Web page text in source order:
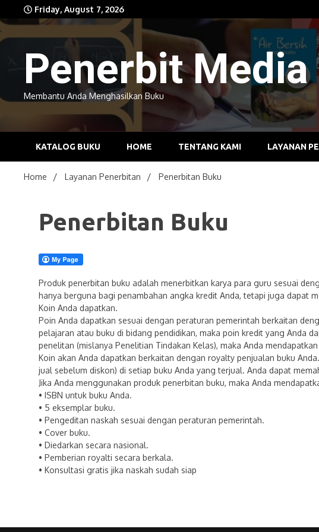
to
content
Friday, August 7, 2026
Penerbit Media
Membantu Anda Menghasilkan Buku
KATALOG BUKU HOME TENTANG KAMI LAYANAN
Home Layanan Penerbitan Penerbitan Buku
Penerbitan Buku
Produk penerbitan buku adalah menerbitkan karya para guru sesuai
hanya berguna bagi penambahan angka kredit Anda, tetapi juga dapat
Koin Anda dapatkan.
Poin Anda dapatkan sesuai dengan peraturan pemerintah berkaitan
pelajaran atau buku di bidang pendidikan, maka poin kredit yang Anda
penelitan (mislanya Penelitian Tindakan Kelas), maka Anda
Koin akan Anda dapatkan berkaitan dengan royalty penjualan buku
jual sebelum diskon) di setiap buku Anda yang terjual. Anda dapat
Jika Anda menggunakan produk penerbitan buku, maka Anda
• ISBN untuk buku Anda.
• 5 eksemplar buku.
• Pengeditan naskah sesuai dengan peraturan pemerintah.
• Cover buku.
• Diedarkan secara nasional.
• Pemberian royalti secara berkala.
• Konsultasi gratis jika naskah sudah siap